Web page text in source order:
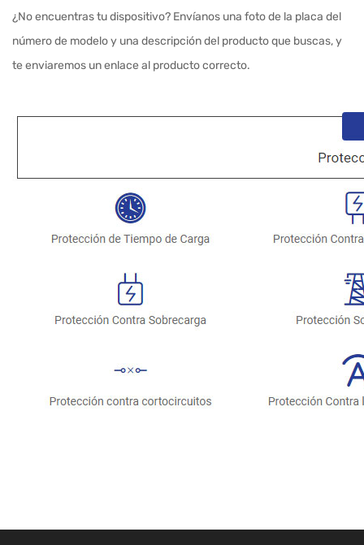
¿No encuentras tu dispositivo? Envíanos una foto de la placa del
número de modelo y una descripción del producto que buscas, y
te enviaremos un enlace al producto correcto.